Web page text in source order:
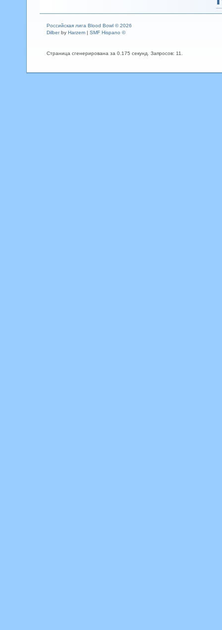
Российская лига Blood Bowl © 2026
Dilberby Harzem| SMF Hispano ©
Страница сгенерирована за 0.175 секунд. Запросов: 11.